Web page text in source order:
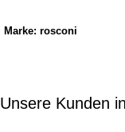
Marke: rosconi
Unsere Kunden